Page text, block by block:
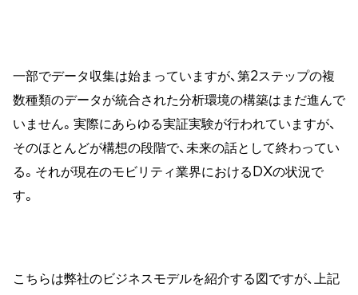
一部でデータ収集は始まっていますが、第2ステップの複
数種類のデータが統合された分析環境の構築はまだ進んで
いません。実際にあらゆる実証実験が行われていますが、
そのほとんどが構想の段階で、未来の話として終わってい
る。それが現在のモビリティ業界におけるDXの状況で
す。
こちらは弊社のビジネスモデルを紹介する図ですが、上記